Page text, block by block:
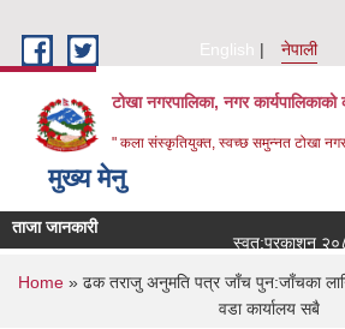
English
नेपाली
टोखा नगरपालिका, नगर कार्यपालिकाको
" कला संस्कृतियुक्त, स्वच्छ समुन्‍नत टोखा
मुख्य मेनु
ताजा जानकारी
स्वत:प्रकाशन
You are here
Home » ढक तराजु अनुमति पत्र जाँच पुन:जाँचका
वडा कार्यालय सबै